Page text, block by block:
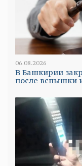
06.08.2026
В Башкирии
после вспышки